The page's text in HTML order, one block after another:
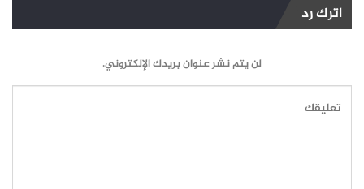
اترك رد
لن يتم نشر عنوان بريدك الإلكتروني.